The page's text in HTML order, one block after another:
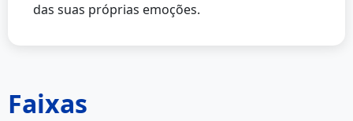
das suas próprias emoções.
Faixas